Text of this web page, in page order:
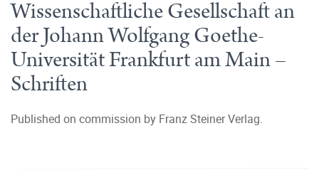
Wissenschaftliche Gesellschaft an
der Johann Wolfgang Goethe-
Universität Frankfurt am Main –
Schriften
Published on commission by Franz Steiner Verlag.